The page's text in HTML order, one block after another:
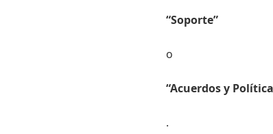
“Soporte”
o
“Acuerdos y
.